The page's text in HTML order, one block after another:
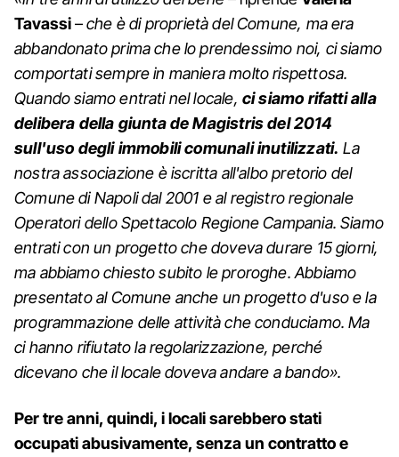
Tavassi–che è di proprietà del Comune, ma era
abbandonato prima che lo prendessimo noi, ci siamo
comportati sempre in maniera molto rispettosa.
Quando siamo entrati nel locale, ci siamo rifatti alla
delibera della giunta de Magistris del 2014
sull'uso degli immobili comunali inutilizzati. La
nostra associazione è iscritta all'albo pretorio del
Comune di Napoli dal 2001 e al registro regionale
Operatori dello Spettacolo Regione Campania. Siamo
entrati con un progetto che doveva durare 15 giorni,
ma abbiamo chiesto subito le proroghe. Abbiamo
presentato al Comune anche un progetto d'uso e la
programmazione delle attività che conduciamo. Ma
ci hanno rifiutato la regolarizzazione, perché
dicevano che il locale doveva andare a bando».
Per tre anni, quindi, i locali sarebbero stati
occupati abusivamente, senza un contratto e